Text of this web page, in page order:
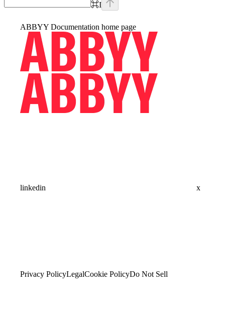
⌘I
ABBYY Documentation home page
linkedin x
Privacy PolicyLegalCookie PolicyDo Not Sell